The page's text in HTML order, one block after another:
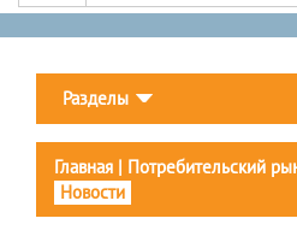
Разделы
Главная | Потребительский
Новости